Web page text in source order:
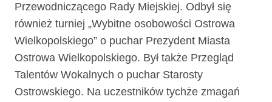
Przewodniczącego Rady Miejskiej. Odbył się
również turniej „Wybitne osobowości Ostrowa
Wielkopolskiego” o puchar Prezydent Miasta
Ostrowa Wielkopolskiego. Był także Przegląd
Talentów Wokalnych o puchar Starosty
Ostrowskiego. Na uczestników tychże zmagań